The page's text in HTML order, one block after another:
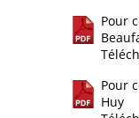
Pour
Pour
Huy